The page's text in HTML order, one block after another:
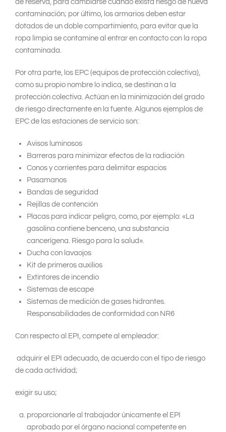
de reserva, para cambiarse cuando exista riesgo de nueva
contaminación; por último, los armarios deben estar
dotados de un doble compartimiento, para evitar que la
ropa limpia se contamine al entrar en contacto con la ropa
contaminada.
Por otra parte, los EPC (equipos de protección colectiva),
como su propio nombre lo indica, se destinan a la
protección colectiva. Actúan en la minimización del grado
de riesgo directamente en la fuente. Algunos ejemplos de
EPC de las estaciones de servicio son:
Avisos luminosos
Barreras para minimizar efectos de la radiación
Conos y corrientes para delimitar espacios
Pasamanos
Bandas de seguridad
Rejillas de contención
Placas para indicar peligro, como, por ejemplo: «La
gasolina contiene benceno, una substancia
cancerígena. Riesgo para la salud».
Ducha con lavaojos
Kit de primeros auxilios
Extintores de incendio
Sistemas de escape
Sistemas de medición de gases hidrantes.
Responsabilidades de conformidad con NR6
Con respecto al EPI, compete al empleador:
adquirir el EPI adecuado, de acuerdo con el tipo de riesgo
de cada actividad;
exigir su uso;
proporcionarle al trabajador únicamente el EPI
aprobado por el órgano nacional competente en